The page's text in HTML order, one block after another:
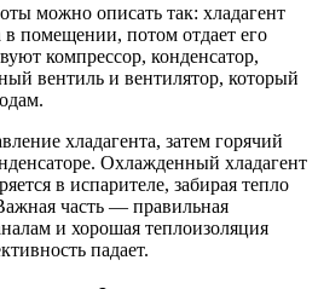
можно описать так: хладагент
в помещении, потом отдает его
компрессор, конденсатор,
вентиль и вентилятор, который
хладагента, затем горячий
Охлажденный хладагент
в испарителе, забирая тепло
часть — правильная
и хорошая теплоизоляция
падает.